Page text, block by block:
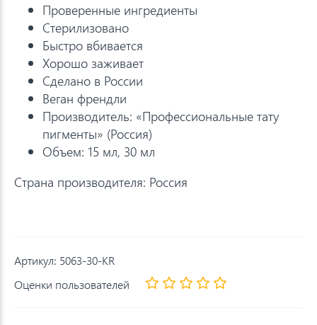
Проверенные ингредиенты
Стерилизовано
Быстро вбивается
Хорошо заживает
Сделано в России
Веган френдли
Производитель: «Профессиональные тату
пигменты» (Россия)
Объем: 15 мл, 30 мл
Страна производителя: Россия
Артикул: 5063-30-KR
Оценки пользователей